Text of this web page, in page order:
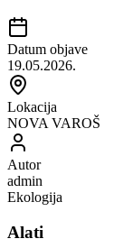
Datum objave
19.05.2026.
Lokacija
NOVA VAROŠ
Autor
admin
Ekologija
Alati